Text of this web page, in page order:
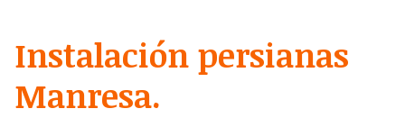
Instalación persianas
Manresa.